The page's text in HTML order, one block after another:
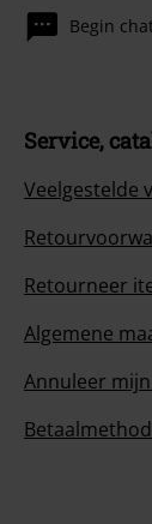
Begin
Service,
Veelgestelde
Retourneer
Algemene
Annuleer